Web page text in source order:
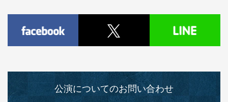
公演についてのお問い合わせ